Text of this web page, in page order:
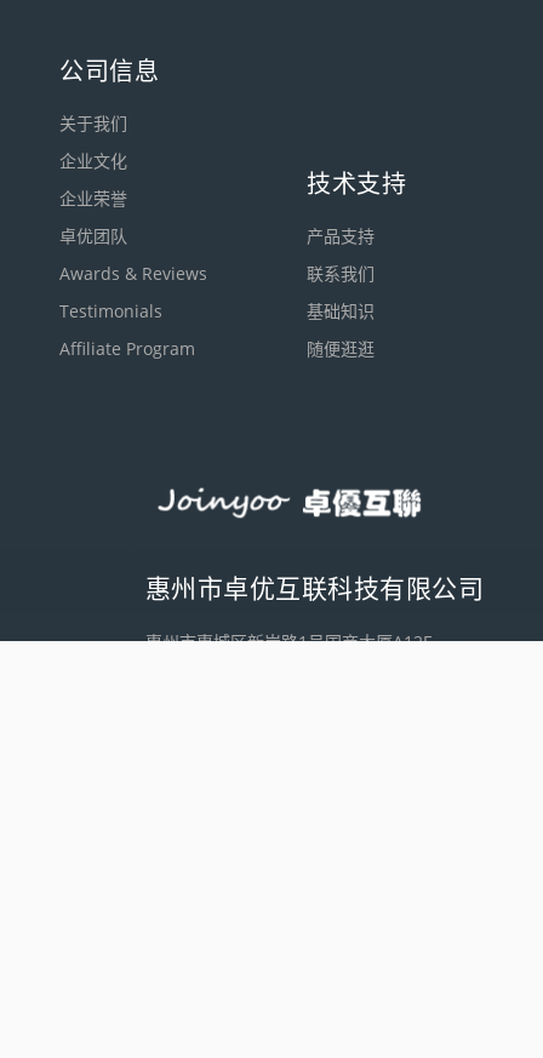
公司信息
关于我们
企业文化
企业荣誉
卓优团队
Awards & Reviews
Testimonials
Affiliate Program
技术支持
产品支持
联系我们
基础知识
随便逛逛
惠州市卓优互联科技有限公司
惠州市惠城区新岸路1号国商大厦A12E